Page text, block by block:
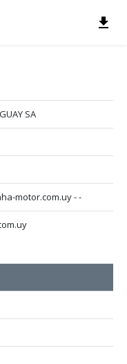
SA
motor.com.uy - -